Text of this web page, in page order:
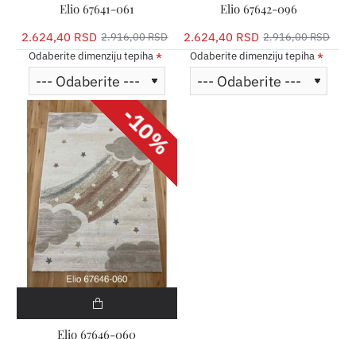
Elio 67641-061
2.624,40 RSD 2.916,00 RSD
Odaberite dimenziju tepiha
Elio 67642-096
2.624,40 RSD 2.916,00 RSD
Odaberite dimenziju tepiha
-10%
Elio 67646-060